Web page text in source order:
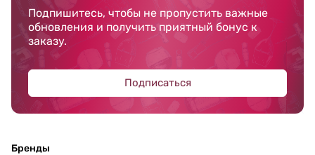
Подпишитесь, чтобы не пропустить важные
обновления и получить приятный бонус к
заказу.
Подписаться
Бренды